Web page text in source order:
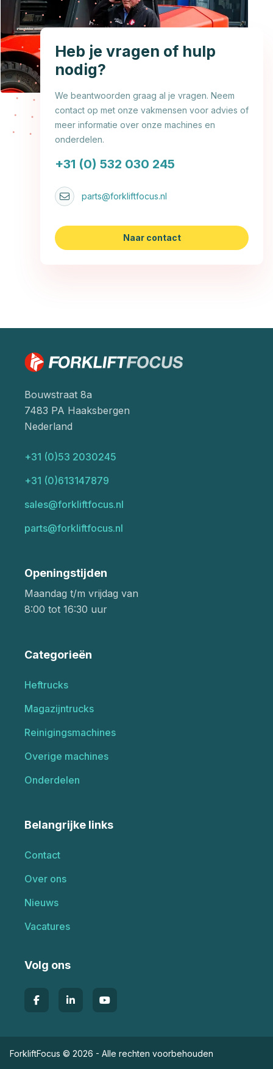
Heb je vragen of hulp
nodig?
We beantwoorden graag al je vragen. Neem
contact op met onze vakmensen voor advies of
meer informatie over onze machines en
onderdelen.
+31 (0) 532 030 245
parts@forkliftfocus.nl
Naar contact
Bouwstraat 8a
7483 PA Haaksbergen
Nederland
+31 (0)53 2030245
+31 (0)613147879
sales@forkliftfocus.nl
parts@forkliftfocus.nl
Openingstijden
Maandag t/m vrijdag van
8:00 tot 16:30 uur
Categorieën
Heftrucks
Magazijntrucks
Reinigingsmachines
Overige machines
Onderdelen
Belangrijke links
Contact
Over ons
Nieuws
Vacatures
Volg ons
ForkliftFocus © 2026 - Alle rechten voorbehouden